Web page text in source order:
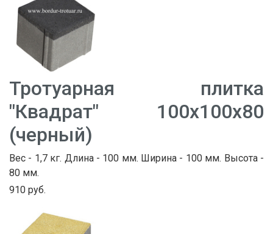
Тротуарная плитка
"Квадрат" 100х100х80
(черный)
Вес - 1,7 кг. Длина - 100 мм. Ширина - 100 мм. Высота -
80 мм.
910 руб.